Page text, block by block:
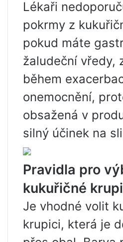
Lékaři
pokrmy z
pokud máte
žaludeční vředy,
během
onemocnění,
obsažená v
silný účinek na
Pravidla pro
kukuřičné
Je vhodné volit
krupici, která je